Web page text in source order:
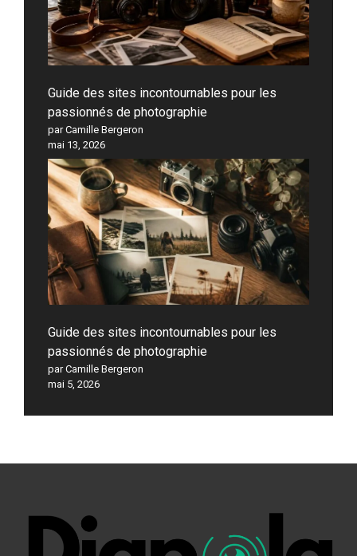
Guide des sites incontournables pour les
passionnés de photographie
par Camille Bergeron
mai 13, 2026
Guide des sites incontournables pour les
passionnés de photographie
par Camille Bergeron
mai 5, 2026